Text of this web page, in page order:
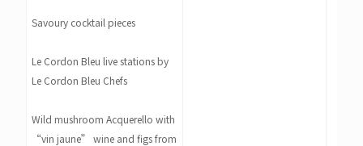
Savoury cocktail pieces
Le Cordon Bleu live stations by
Le Cordon Bleu Chefs
Wild mushroom Acquerello with
“vin jaune” wine and figs from